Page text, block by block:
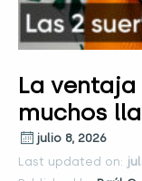
La
muchos
julio 8, 2026
Last updated on: